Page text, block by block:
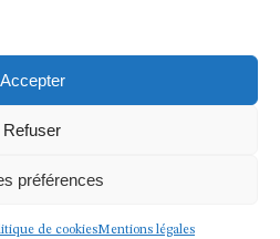
Accepter
Refuser
préférences
de cookiesMentions légales